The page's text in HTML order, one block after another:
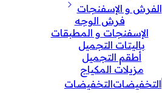
الفرش و الإسفنجات
فرش الوجه
الإسفنجات و المطبقات
باليتات التجميل
أطقم التجميل
مزيلات المكياج
التخفيضات